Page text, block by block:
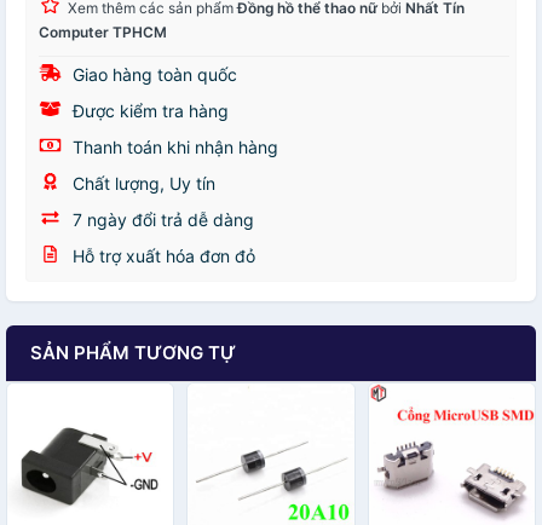
Xem thêm các sản phẩmĐồng hồ thể thao nữbởi Nhất Tín
Computer TPHCM
Giao hàng toàn quốc
Được kiểm tra hàng
Thanh toán khi nhận hàng
Chất lượng, Uy tín
7 ngày đổi trả dễ dàng
Hỗ trợ xuất hóa đơn đỏ
SẢN PHẨM TƯƠNG TỰ